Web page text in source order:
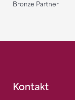
Bronze Partner
Fusszeile
Kontakt